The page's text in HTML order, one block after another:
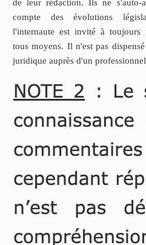
universel
consenti
30
de leur rédaction. Ils ne s'auto-
compte des évolutions
l'internaute est invité à toujours
tous moyens. Il n'est pas
juridique auprès d'un